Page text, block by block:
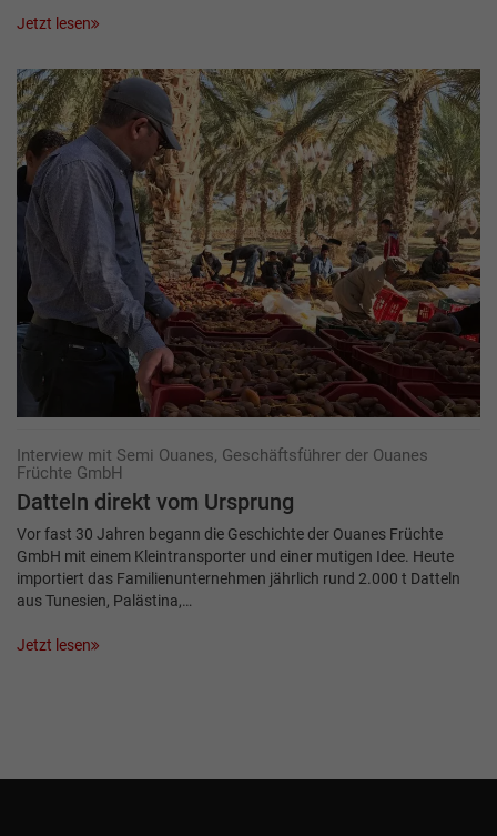
Jetzt lesen
Interview mit Semi Ouanes, Geschäftsführer der Ouanes
Früchte GmbH
Datteln direkt vom Ursprung
Vor fast 30 Jahren begann die Geschichte der Ouanes Früchte
GmbH mit einem Kleintransporter und einer mutigen Idee. Heute
importiert das Familienunternehmen jährlich rund 2.000 t Datteln
aus Tunesien, Palästina,…
Jetzt lesen